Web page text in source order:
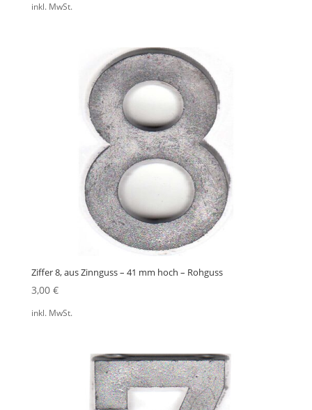
inkl. MwSt.
Ziffer 8, aus Zinnguss – 41 mm hoch – Rohguss
3,00 €
inkl. MwSt.